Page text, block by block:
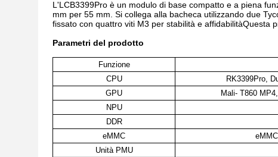
L'LCB3399Pro è un modulo di base compatto e a piena
mm per 55 mm. Si collega alla bacheca utilizzando due
fissato con quattro viti M3 per stabilità e affidabilitàQuesta
Parametri del prodotto
Funzione
CPU
RK3399Pro,
GPU
Mali- T860
NPU
DDR
eMMC
Unità PMU